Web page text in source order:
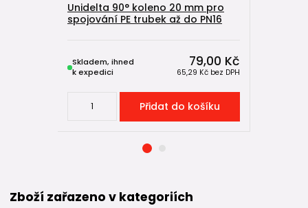
Unidelta 90° koleno 20 mm pro
spojování PE trubek až do PN16
79,00 Kč
65,29 Kč bez DPH
Skladem, ihned
k expedici
Přidat do košíku
Zboží zařazeno v kategoriích